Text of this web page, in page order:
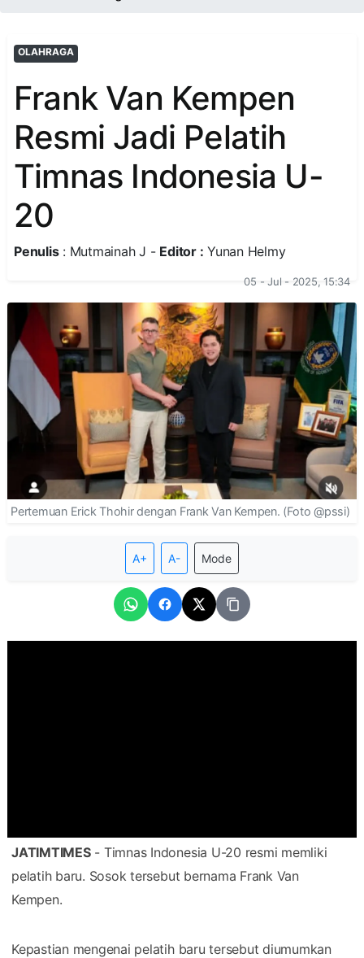
OLAHRAGA
Frank Van Kempen
Resmi Jadi Pelatih
Timnas Indonesia U-
20
Penulis: Mutmainah J - Editor : Yunan Helmy
05 - Jul - 2025, 15:34
Pertemuan Erick Thohir dengan Frank Van Kempen. (Foto @pssi)
A+ A- Mode
JATIMTIMES- Timnas Indonesia U-20 resmi memliki
pelatih baru. Sosok tersebut bernama Frank Van
Kempen.
Kepastian mengenai pelatih baru tersebut diumumkan